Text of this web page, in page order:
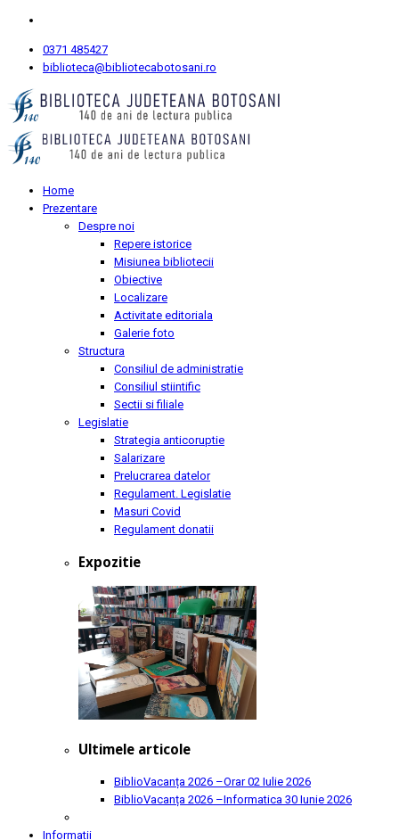
0371 485427
biblioteca@bibliotecabotosani.ro
Home
Prezentare
Despre noi
Repere istorice
Misiunea bibliotecii
Obiective
Localizare
Activitate editoriala
Galerie foto
Structura
Consiliul de administratie
Consiliul stiintific
Sectii si filiale
Legislatie
Strategia anticoruptie
Salarizare
Prelucrarea datelor
Regulament. Legislatie
Masuri Covid
Regulament donatii
Expozitie
Ultimele articole
BiblioVacanța 2026 –Orar02 Iulie 2026
BiblioVacanța 2026 –Informatica 30 Iunie 2026
Informatii